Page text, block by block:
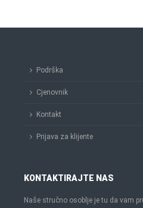
Podrška
Cjenovnik
Kontakt
Prijava za klijente
KONTAKTIRAJTE NAS
Naše stručno osoblje je tu da vam